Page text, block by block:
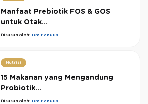
Manfaat Prebiotik FOS & GOS
untuk Otak...
Disusun oleh: Tim Penulis
Nutrisi
15 Makanan yang Mengandung
Probiotik...
Disusun oleh: Tim Penulis